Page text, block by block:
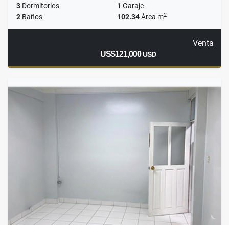
3 Dormitorios 1 Garaje
2 Baños 102.34Área m2
Venta
US$121,000USD